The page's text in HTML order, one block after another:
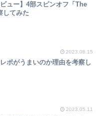
ビュー】4部スピンオフ「The
してみた
2023.06.15
ポがうまいのか理由を考察し
2023.05.11